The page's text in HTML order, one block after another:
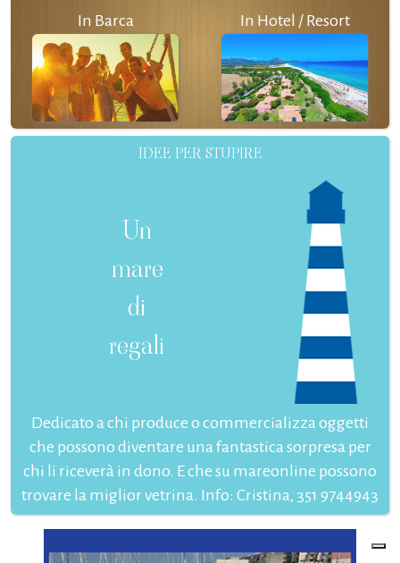
In Barca In Hotel / Resort
IDEE PER STUPIRE
Un
mare
di
regali
Dedicato a chi produce o commercializza oggetti
che possono diventare una fantastica sorpresa per
chi li riceverà in dono. E che su mareonline possono
trovare la miglior vetrina. Info: Cristina, 351 9744943